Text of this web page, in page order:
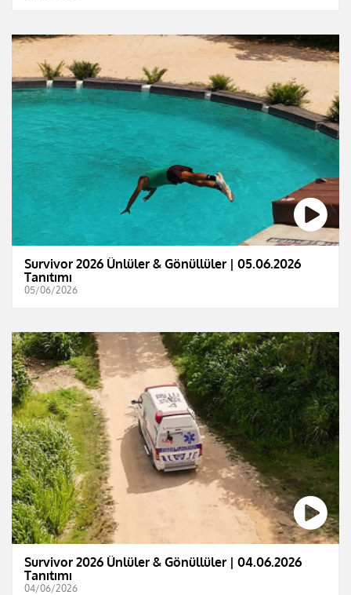
Survivor 2026 Ünlüler & Gönüllüler | 05.06.2026
Tanıtımı
05/06/2026
Survivor 2026 Ünlüler & Gönüllüler | 04.06.2026
Tanıtımı
04/06/2026